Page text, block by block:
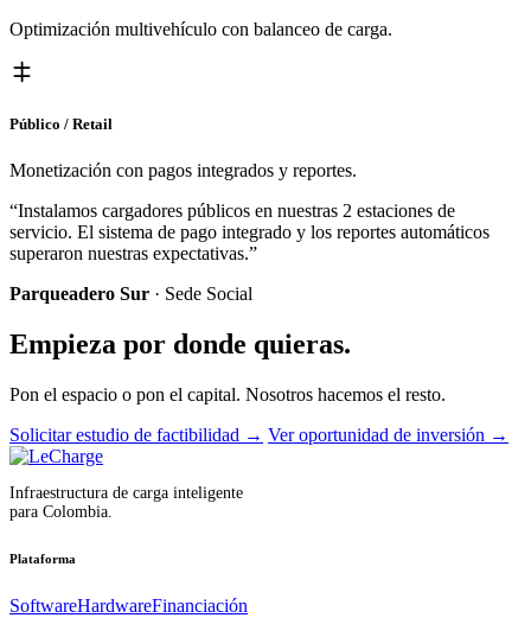
Optimización multivehículo con balanceo de carga.
Público / Retail
Monetización con pagos integrados y reportes.
“Instalamos cargadores públicos en nuestras 2 estaciones de
servicio. El sistema de pago integrado y los reportes automáticos
superaron nuestras expectativas.”
Parqueadero Sur · Sede Social
Empieza por donde quieras.
Pon el espacio o pon el capital. Nosotros hacemos el resto.
Solicitar estudio de factibilidad → Ver oportunidad de inversión →
Infraestructura de carga inteligente
para Colombia.
Plataforma
SoftwareHardwareFinanciación